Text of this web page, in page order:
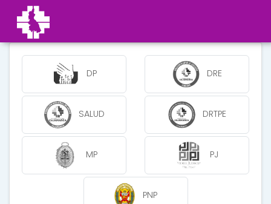
DP DRE
SALUD DRTPE
MP PJ
PNP